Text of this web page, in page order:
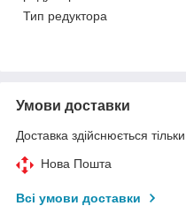
Тип редуктора
Умови доставки
Доставка здійснюється
Нова Пошта
Всі умови доставки